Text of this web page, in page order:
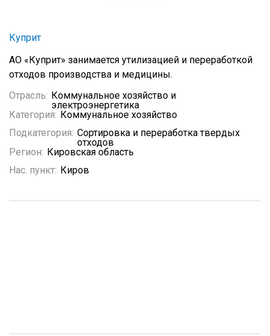
Куприт
АО «Куприт» занимается утилизацией и переработкой
отходов производства и медицины.
Отрасль: Коммунальное хозяйство и
электроэнергетика
Категория: Коммунальное хозяйство
Подкатегория: Сортировка и переработка твердых
отходов
Регион: Кировская область
Нас. пункт: Киров